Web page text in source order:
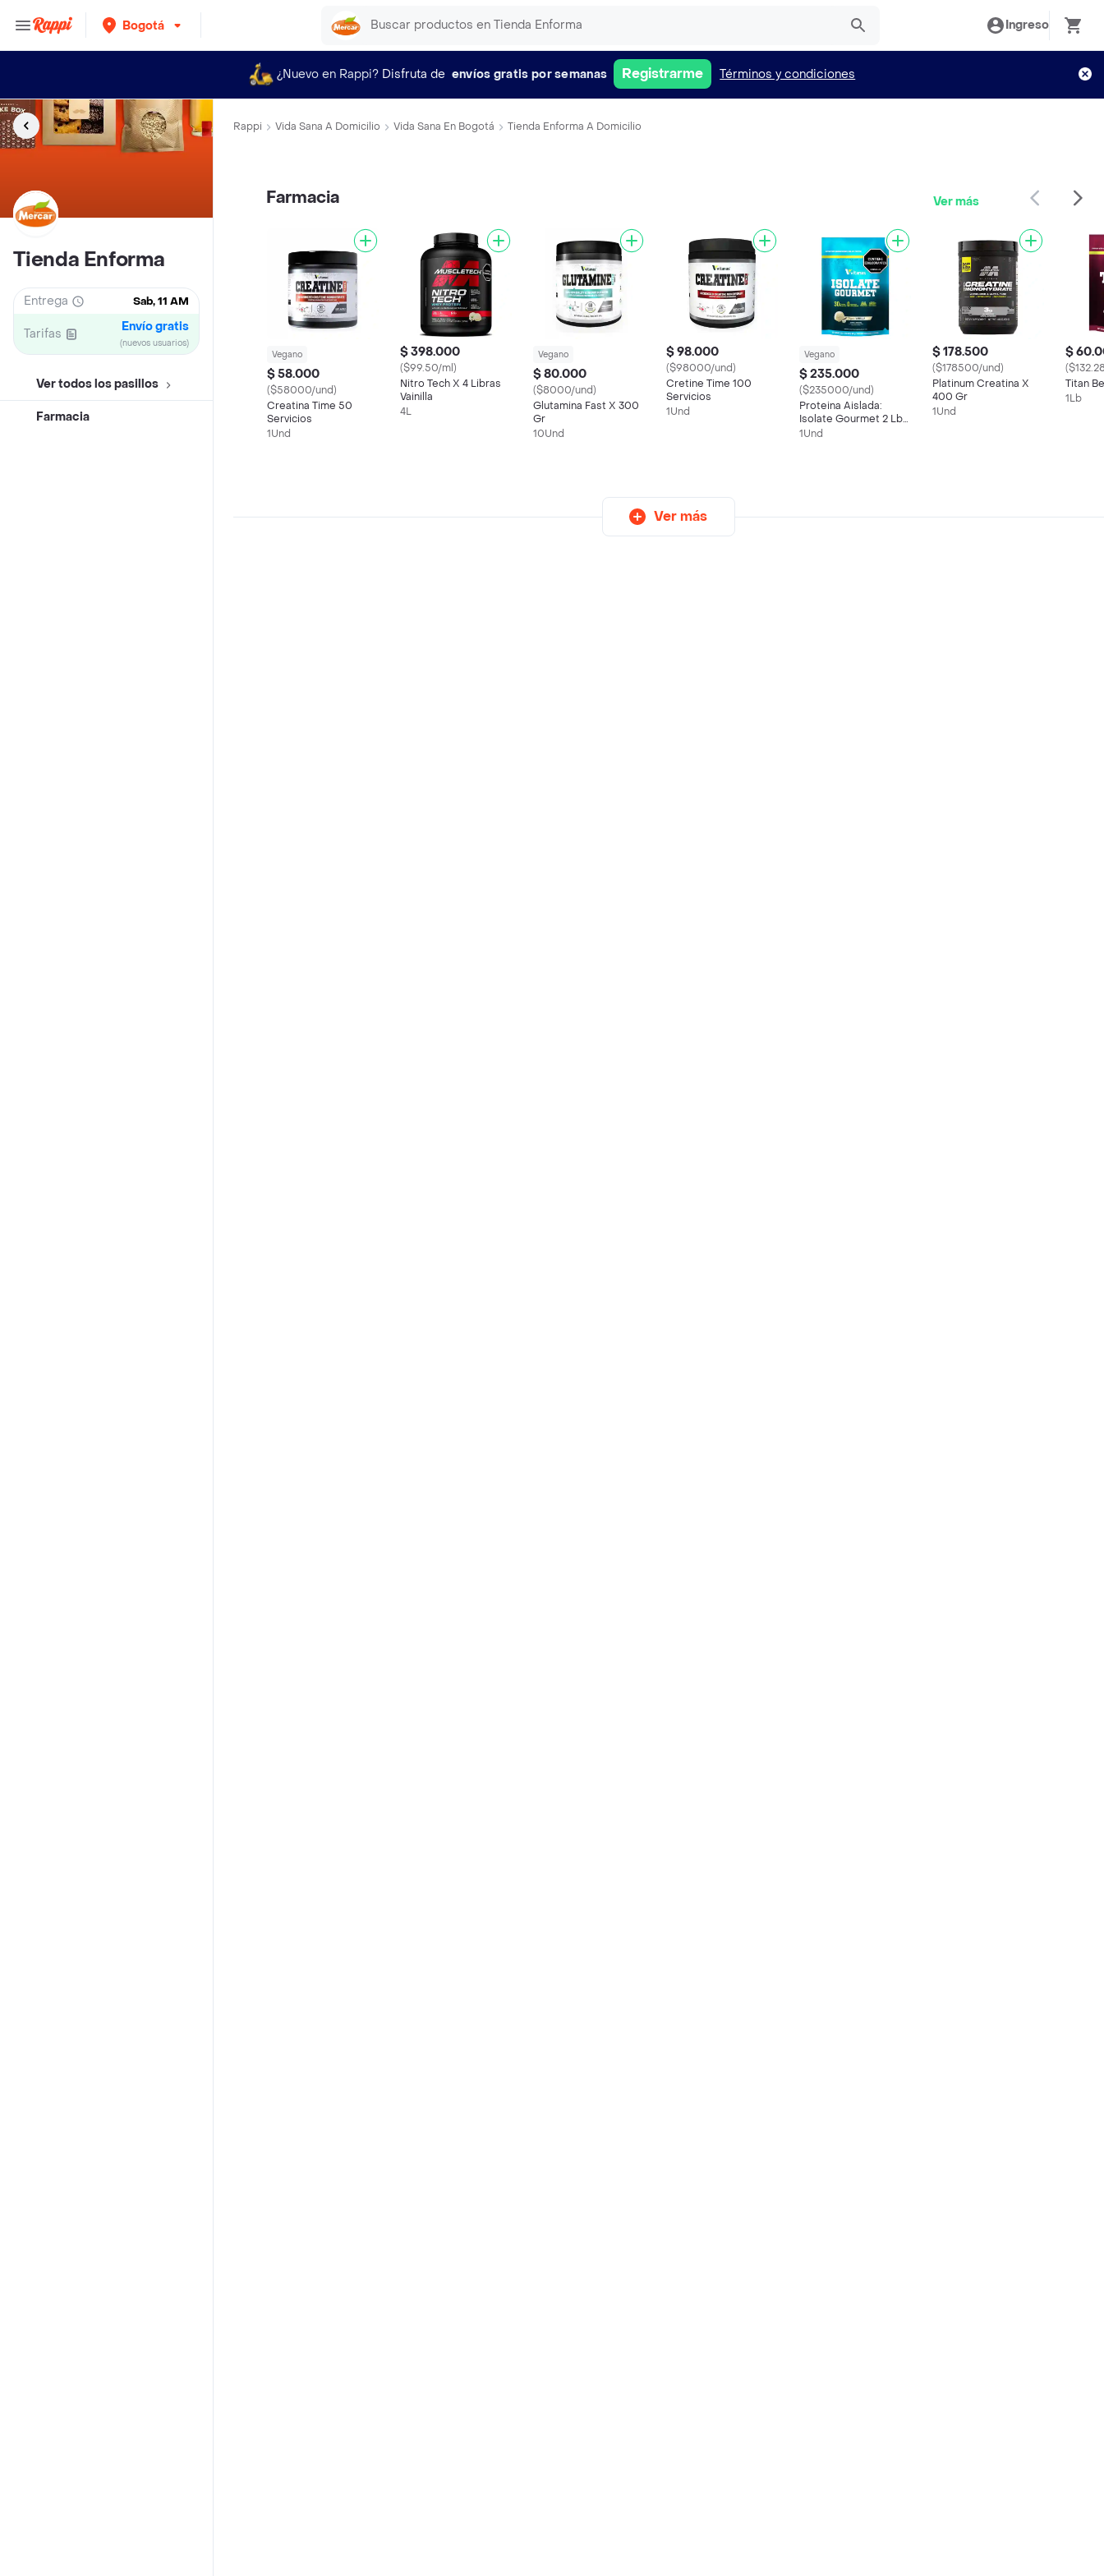
Bogotá Ingreso
¿Nuevo en Rappi? Disfruta de envíos gratis por semanas Registrarme Términos y condiciones
Tienda Enforma
Entrega Sab, 11 AM
Tarifas Envío gratis
(nuevos usuarios)
Ver todos los pasillos
Farmacia
Rappi Vida Sana A Domicilio Vida Sana En Bogotá Tienda Enforma A Domicilio
Farmacia Ver más
Vegano
$ 58.000
($58000/und)
Creatina Time 50
Servicios
1Und
$ 398.000
($99.50/ml)
Nitro Tech X 4 Libras
Vainilla
4L
Vegano
$ 80.000
($8000/und)
Glutamina Fast X 300
Gr
10Und
$ 98.000
($98000/und)
Cretine Time 100
Servicios
1Und
Vegano
$ 235.000
($235000/und)
Proteina Aislada:
Isolate Gourmet 2 Lb
Vainilla Organica
1Und
$ 178.500
($178500/und)
Platinum Creatina X
400 Gr
1Und
$
Titan
1Lb
Ver más